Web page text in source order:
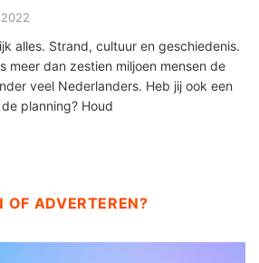
alles. Strand, cultuur en geschiedenis.
meer dan zestien miljoen mensen de
veel Nederlanders. Heb jij ook een
planning? Houd
OF ADVERTEREN?